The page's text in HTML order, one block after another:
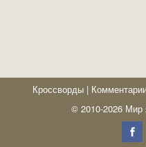
Кроссворды |
© 2010-2026 Мир